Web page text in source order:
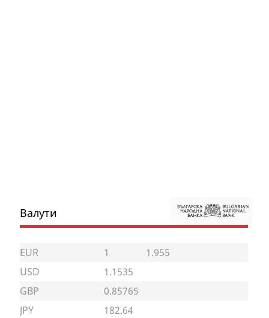
Валути
EUR 1
1.955
USD
1.1535
GBP
0.85765
JPY
182.64